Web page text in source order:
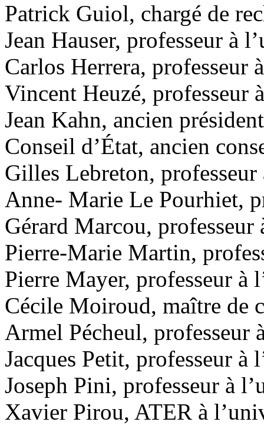
Patrick Guiol, chargé de
Jean Hauser, professeur à
Carlos Herrera, professeur
Vincent Heuzé, professeur
Jean Kahn, ancien
Conseil d’État, ancien
Gilles Lebreton,
Anne- Marie Le Pourhiet,
Gérard Marcou, professeur
Pierre-Marie Martin,
Pierre Mayer, professeur à
Cécile Moiroud, maître de
Armel Pécheul, professeur
Jacques Petit, professeur à
Joseph Pini, professeur à
Xavier Pirou, ATER à